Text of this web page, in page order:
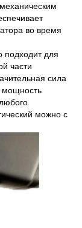
во время
подходит для
части
сила
мощность
можно с